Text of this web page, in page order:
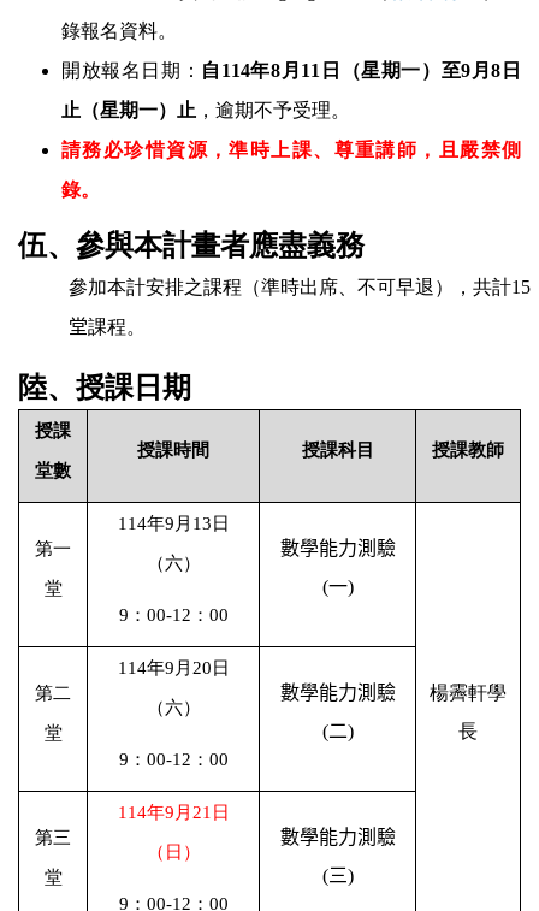
錄報名資料。
開放報名日期： 自 114年8 月 11 日（星期一）至9 月8 日
止（星期一）止 ，逾期不予受理。
請務必珍惜資源，準時上課、尊重講師，且嚴禁側
錄。
伍、參與本計畫者應盡義務
參加本計安排之課程（準時出席、不可早退），共計15
堂課程。
陸、授課日期
授課
堂數
授課時間 授課科目 授課教師
第一
堂
114年9 月 13 日
（六）
9 ： 00-12 ： 00
數學能力測驗
(一)
楊霽軒學
長
第二
堂
114年9 月 20 日
（六）
9 ： 00-12 ： 00
數學能力測驗
(二)
第三
堂
114年9 月 21 日
（日）
9 ： 00-12 ： 00
數學能力測驗
(三)